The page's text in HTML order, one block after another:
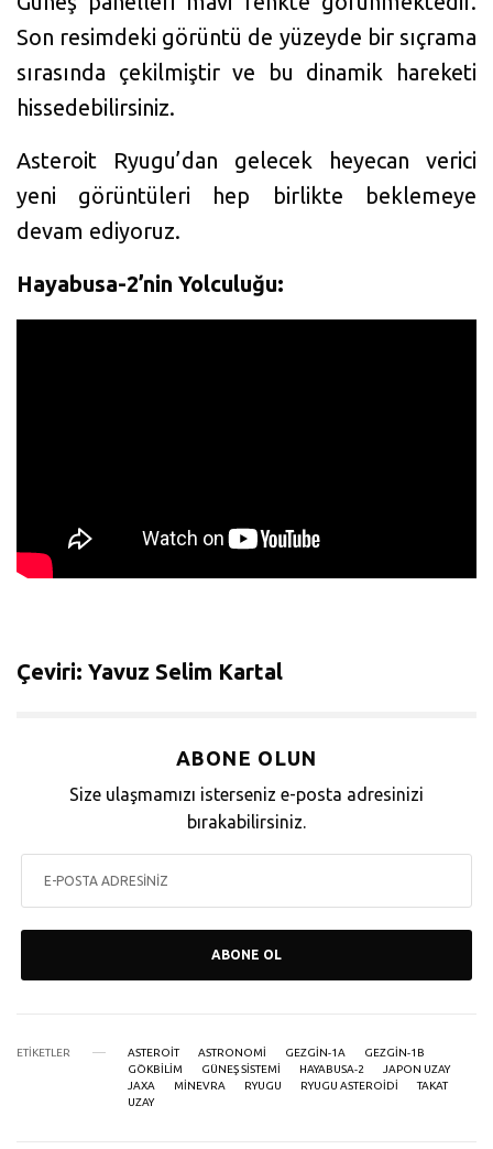
Son resimdeki görüntü de yüzeyde bir sıçrama
sırasında çekilmiştir ve bu dinamik hareketi
hissedebilirsiniz.
Asteroit Ryugu’dan gelecek heyecan verici
yeni görüntüleri hep birlikte beklemeye
devam ediyoruz.
Hayabusa-2’nin Yolculuğu:
Çeviri: Yavuz Selim Kartal
ABONE OLUN
Size ulaşmamızı isterseniz e-posta adresinizi
bırakabilirsiniz.
ABONE OL
ETIKETLER ASTEROIT ASTRONOMI GEZGIN-1A
GEZGIN-1B
GÖKBILIM
GÜNEŞ SISTEMI HAYABUSA-2
JAPON UZAY
JAXA
MINEVRA RYUGU RYUGU ASTEROIDI
TAKAT
UZAY